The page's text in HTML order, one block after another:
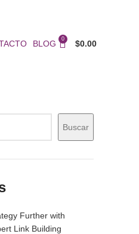
BLOG 0 $0.00
Buscar
Further with
Link Building